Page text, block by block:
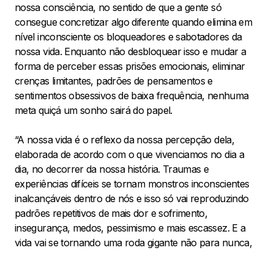
nossa consciência, no sentido de que a gente só
consegue concretizar algo diferente quando elimina em
nível inconsciente os bloqueadores e sabotadores da
nossa vida. Enquanto não desbloquear isso e mudar a
forma de perceber essas prisões emocionais, eliminar
crenças limitantes, padrões de pensamentos e
sentimentos obsessivos de baixa frequência, nenhuma
meta quiçá um sonho sairá do papel.
“A nossa vida é o reflexo da nossa percepção dela,
elaborada de acordo com o que vivenciamos no dia a
dia, no decorrer da nossa história. Traumas e
experiências difíceis se tornam monstros inconscientes
inalcançáveis dentro de nós e isso só vai reproduzindo
padrões repetitivos de mais dor e sofrimento,
insegurança, medos, pessimismo e mais escassez. E a
vida vai se tornando uma roda gigante não para nunca,